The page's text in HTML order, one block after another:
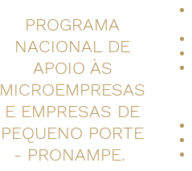
PROGRAMA
NACIONAL DE
APOIO ÀS
MICROEMPRESAS
E EMPRESAS DE
PEQUENO PORTE
- PRONAMPE.